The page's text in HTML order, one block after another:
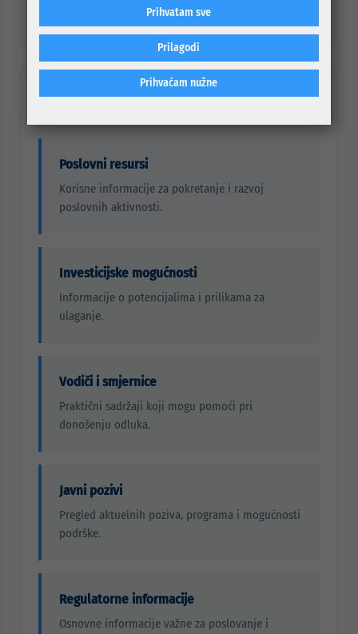
Šta možete pronaći?
Poslovni resursi
Korisne informacije za pokretanje i razvoj
poslovnih aktivnosti.
Investicijske mogućnosti
Informacije o potencijalima i prilikama za
ulaganje.
Vodiči i smjernice
Praktični sadržaji koji mogu pomoći pri
donošenju odluka.
Javni pozivi
Pregled aktuelnih poziva, programa i mogućnosti
podrške.
Regulatorne informacije
Osnovne informacije važne za poslovanje i
Prihvaćam nužne
Prilagodi
Prihvatam sve